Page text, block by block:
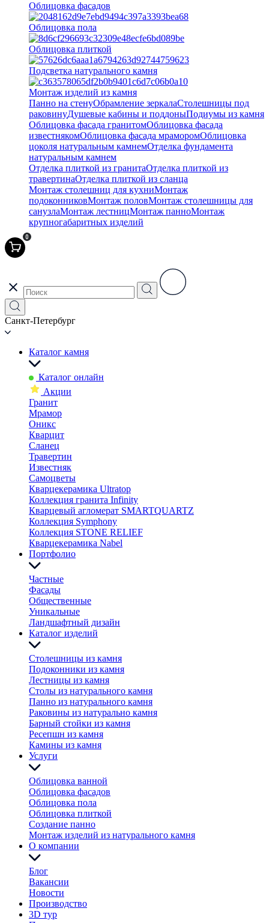
Облицовка фасадов
Облицовка пола
Облицовка плиткой
Подсветка натурального камня
Монтаж изделий из камня
Панно на стенуОбрамление зеркалаСтолешницы под
раковинуДушевые кабины и поддоныПодиумы из камня
Облицовка фасада гранитомОблицовка фасада
известнякомОблицовка фасада мраморомОблицовка
цоколя натуральным камнемОтделка фундамента
натуральным камнем
Отделка плиткой из гранитаОтделка плиткой из
травертинаОтделка плиткой из сланца
Монтаж столешниц для кухниМонтаж
подоконниковМонтаж половМонтаж столешницы для
санузлаМонтаж лестницМонтаж панноМонтаж
крупногабаритных изделий
0
Санкт-Петербург
Каталог камня
Каталог онлайн
Акции
Гранит
Мрамор
Оникс
Кварцит
Сланец
Травертин
Известняк
Самоцветы
Кварцекерамика Ultratop
Коллекция гранита Infinity
Кварцевый агломерат SMARTQUARTZ
Коллекция Symphony
Коллекция STONE RELIEF
Кварцекерамика Nabel
Портфолио
Частные
Фасады
Общественные
Уникальные
Ландшафтный дизайн
Каталог изделий
Столешницы из камня
Подоконники из камня
Лестницы из камня
Столы из натурального камня
Панно из натурального камня
Раковины из натурально камня
Барный стойки из камня
Ресепшн из камня
Камины из камня
Услуги
Облицовка ванной
Облицовка фасадов
Облицовка пола
Облицовка плиткой
Создание панно
Монтаж изделий из натурального камня
О компании
Блог
Вакансии
Новости
Производство
3D тур